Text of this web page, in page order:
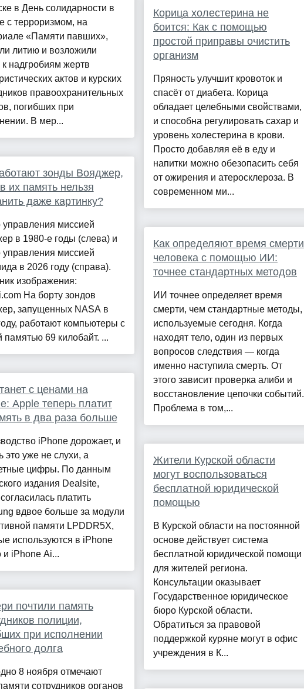
в День солидарности в
с терроризмом, на
«Памяти павших»,
литию и возложили
к надгробиям жертв
актов и курских
правоохранительных
погибших при
В мер...
зонды Вояджер,
их память нельзя
даже картинку?
управления миссией
в 1980-е годы (слева) и
управления миссией
в 2026 году (справа).
изображения:
На борту зондов
запущенных NASA в
работают компьютеры с
69 килобайт. ...
с ценами на
Apple теперь платит
в два раза больше
iPhone дорожает, и
это уже не слухи, а
цифры. По данным
издания Dealsite,
платить
вдвое больше за модули
памяти LPDDR5X,
используются в iPhone
и iPhone Ai...
почтили память
полиции,
при исполнении
долга
8 ноября отмечают
сотрудников органов
Корица холестерина не
боится: Как с помощью
простой приправы очистить
организм
Пряность улучшит кровоток и
спасёт от диабета. Корица
обладает целебными свойствами,
и способна регулировать сахар и
уровень холестерина в крови.
Просто добавляя её в еду и
напитки можно обезопасить себя
от ожирения и атеросклероза. В
современном ми...
Как определяют время смерти
человека с помощью ИИ:
точнее стандартных методов
ИИ точнее определяет время
смерти, чем стандартные методы,
используемые сегодня. Когда
находят тело, один из первых
вопросов следствия — когда
именно наступила смерть. От
этого зависит проверка алиби и
восстановление цепочки событий.
Проблема в том,...
Жители Курской области
могут воспользоваться
бесплатной юридической
помощью
В Курской области на постоянной
основе действует система
бесплатной юридической помощи
для жителей региона.
Консультации оказывает
Государственное юридическое
бюро Курской области.
Обратиться за правовой
поддержкой куряне могут в офис
учреждения в К...